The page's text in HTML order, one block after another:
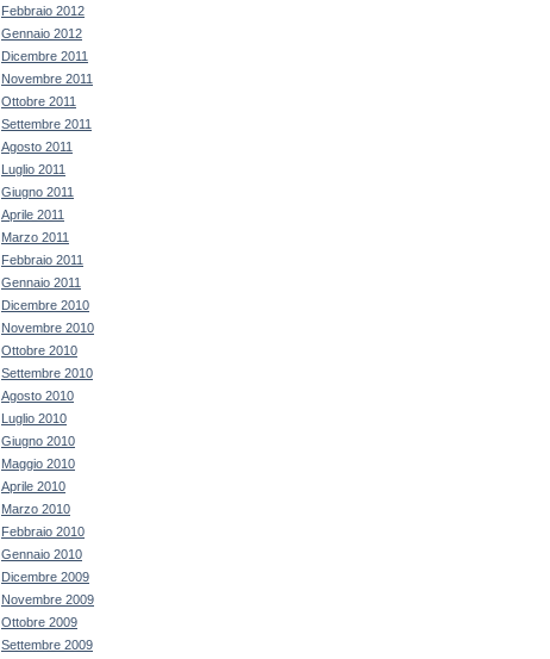
Febbraio 2012
Gennaio 2012
Dicembre 2011
Novembre 2011
Ottobre 2011
Settembre 2011
Agosto 2011
Luglio 2011
Giugno 2011
Aprile 2011
Marzo 2011
Febbraio 2011
Gennaio 2011
Dicembre 2010
Novembre 2010
Ottobre 2010
Settembre 2010
Agosto 2010
Luglio 2010
Giugno 2010
Maggio 2010
Aprile 2010
Marzo 2010
Febbraio 2010
Gennaio 2010
Dicembre 2009
Novembre 2009
Ottobre 2009
Settembre 2009